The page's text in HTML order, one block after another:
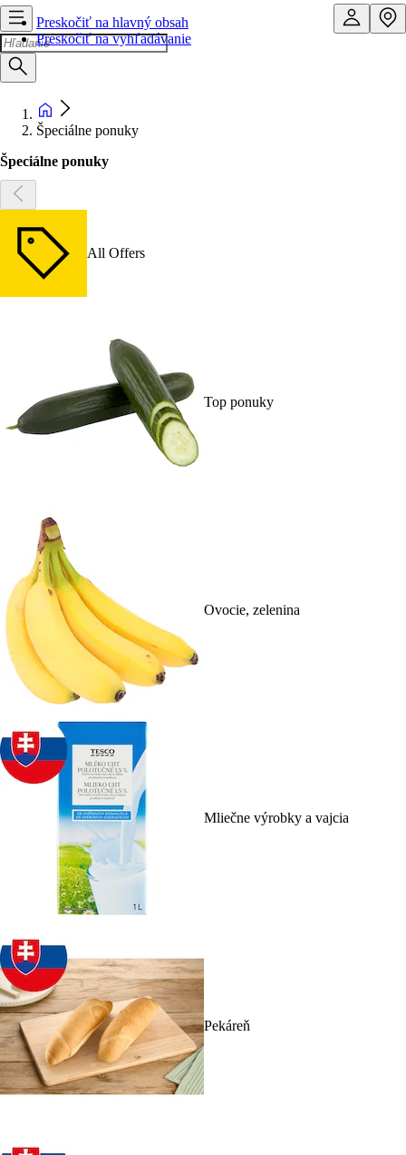
Preskočiť na hlavný obsah
Preskočiť na vyhľadávanie
Špeciálne ponuky
Špeciálne ponuky
All Offers
Top ponuky
Ovocie, zelenina
Mliečne výrobky a vajcia
Pekáreň